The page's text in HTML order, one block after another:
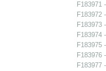
F183971
F183972
F183973
F183974
F183975
F183976
F183977